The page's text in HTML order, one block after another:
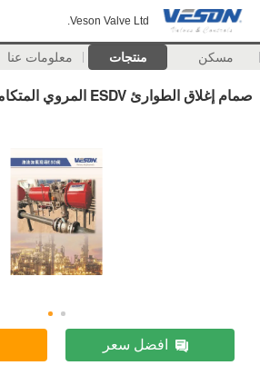
Veson Valve Ltd.
مسكن منتجات معلومات عنا
صمام إغلاق الطوارئ ESDV المروي المتكامل
افضل سعر